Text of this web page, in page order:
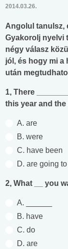
2014.03.26.
Angolul tanulsz,
Gyakorolj nyelvi
négy válasz
jól, és hogy mi a
után
1, There
this year and
A. are
B. were
C. have been
D. are going
2, What __ you
A. ______
B. have
C. do
D. are